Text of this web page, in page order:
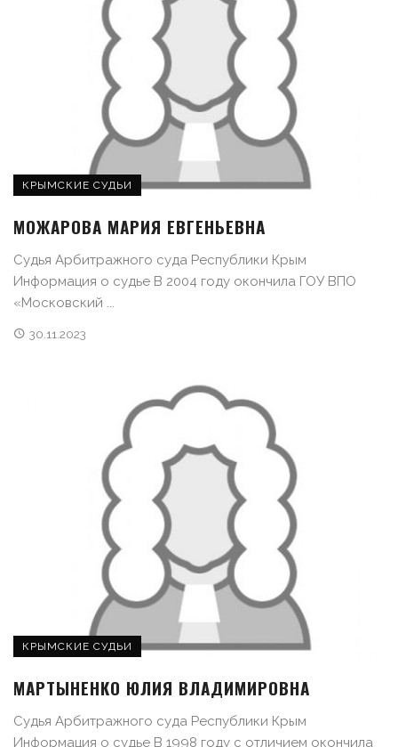
КРЫМСКИЕ СУДЬИ
МОЖАРОВА МАРИЯ ЕВГЕНЬЕВНА
Судья Арбитражного суда Республики Крым
Информация о судье В 2004 году окончила ГОУ ВПО
«Московский ...
30.11.2023
КРЫМСКИЕ СУДЬИ
МАРТЫНЕНКО ЮЛИЯ ВЛАДИМИРОВНА
Судья Арбитражного суда Республики Крым
Информация о судье В 1998 году с отличием окончила